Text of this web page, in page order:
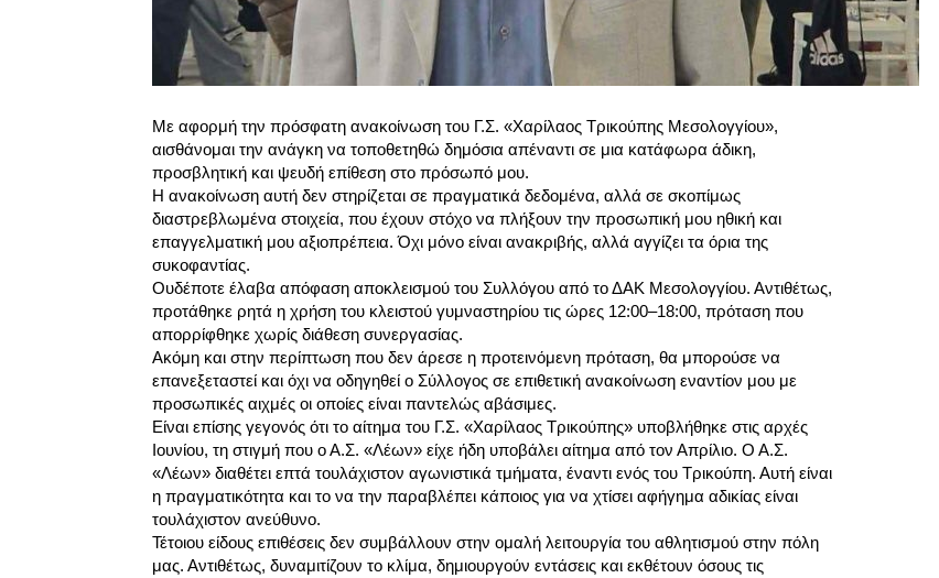
Με αφορμή την πρόσφατη ανακοίνωση του Γ.Σ. «Χαρίλαος Τρικούπης Μεσολογγίου»,
αισθάνομαι την ανάγκη να τοποθετηθώ δημόσια απέναντι σε μια κατάφωρα άδικη,
προσβλητική και ψευδή επίθεση στο πρόσωπό μου.
Η ανακοίνωση αυτή δεν στηρίζεται σε πραγματικά δεδομένα, αλλά σε σκοπίμως
διαστρεβλωμένα στοιχεία, που έχουν στόχο να πλήξουν την προσωπική μου ηθική και
επαγγελματική μου αξιοπρέπεια. Όχι μόνο είναι ανακριβής, αλλά αγγίζει τα όρια της
συκοφαντίας.
Ουδέποτε έλαβα απόφαση αποκλεισμού του Συλλόγου από το ΔΑΚ Μεσολογγίου. Αντιθέτως,
προτάθηκε ρητά η χρήση του κλειστού γυμναστηρίου τις ώρες 12:00–18:00, πρόταση που
απορρίφθηκε χωρίς διάθεση συνεργασίας.
Ακόμη και στην περίπτωση που δεν άρεσε η προτεινόμενη πρόταση, θα μπορούσε να
επανεξεταστεί και όχι να οδηγηθεί ο Σύλλογος σε επιθετική ανακοίνωση εναντίον μου με
προσωπικές αιχμές οι οποίες είναι παντελώς αβάσιμες.
Είναι επίσης γεγονός ότι το αίτημα του Γ.Σ. «Χαρίλαος Τρικούπης» υποβλήθηκε στις αρχές
Ιουνίου, τη στιγμή που ο Α.Σ. «Λέων» είχε ήδη υποβάλει αίτημα από τον Απρίλιο. Ο Α.Σ.
«Λέων» διαθέτει επτά τουλάχιστον αγωνιστικά τμήματα, έναντι ενός του Τρικούπη. Αυτή είναι
η πραγματικότητα και το να την παραβλέπει κάποιος για να χτίσει αφήγημα αδικίας είναι
τουλάχιστον ανεύθυνο.
Τέτοιου είδους επιθέσεις δεν συμβάλλουν στην ομαλή λειτουργία του αθλητισμού στην πόλη
μας. Αντιθέτως, δυναμιτίζουν το κλίμα, δημιουργούν εντάσεις και εκθέτουν όσους τις